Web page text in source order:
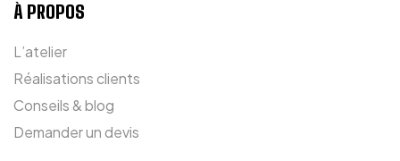
À PROPOS
L’atelier
Réalisations clients
Conseils & blog
Demander un devis